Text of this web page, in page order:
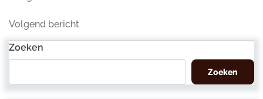
Volgend
bericht
Volgend bericht
Zoeken
Zoeken